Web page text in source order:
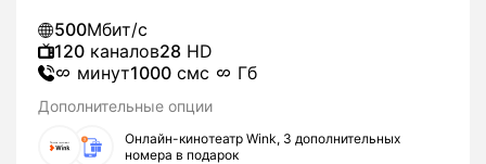
500Мбит/с
120 каналов28 HD
минут1000 смс Гб
Дополнительные опции
Онлайн-кинотеатр Wink, 3 дополнительных
номера в подарок